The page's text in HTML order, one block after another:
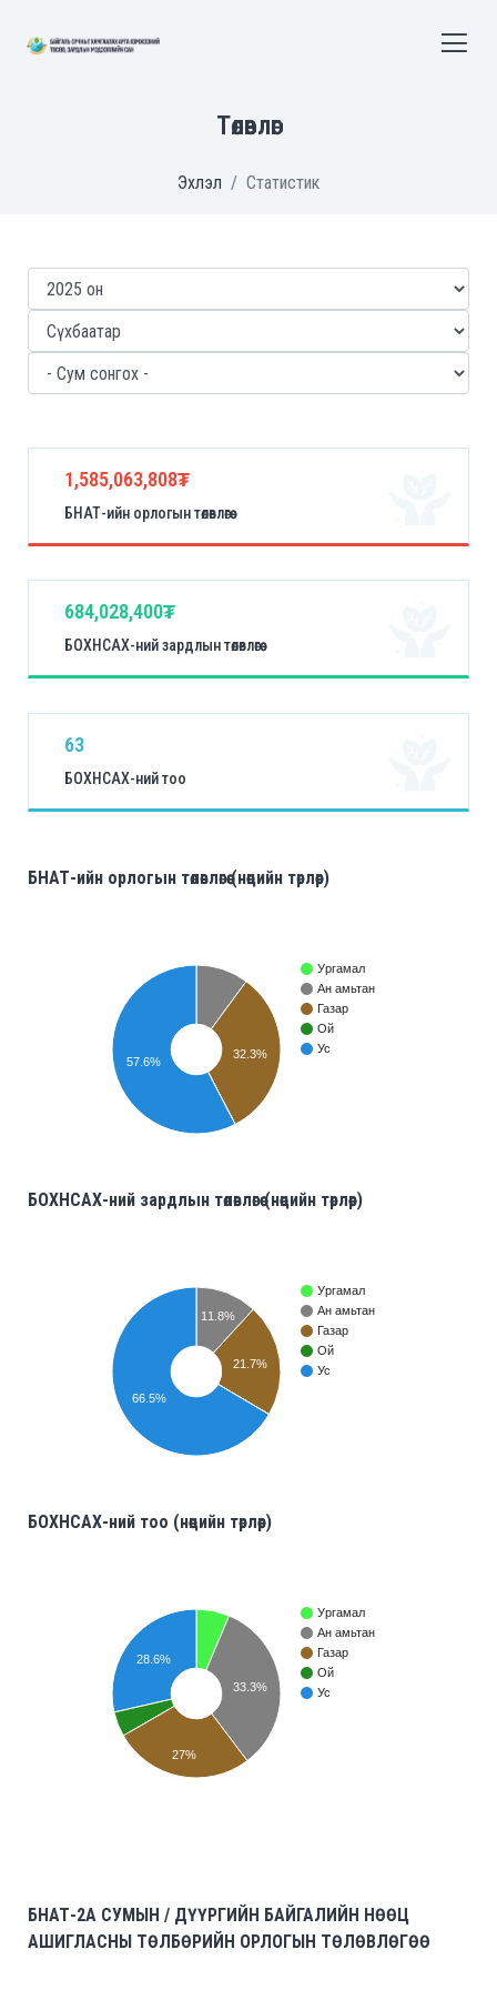
Төлөвлөгөө
Эхлэл Статистик
1,585,063,808₮
БНАТ-ийн орлогын төлөвлөгөө
684,028,400₮
БОХНСАХ-ний зардлын төлөвлөгөө
63
БОХНСАХ-ний тоо
БНАТ-ийн орлогын төлөвлөгөө (нөөцийн төрлөөр)
Ургамал
Ан амьтан
Газар
Ой
Ус
32.3%
57.6%
БОХНСАХ-ний зардлын төлөвлөгөө (нөөцийн төрлөөр)
Ургамал
Ан амьтан
Газар
Ой
Ус
11.8%
21.7%
66.5%
БОХНСАХ-ний тоо (нөөцийн төрлөөр)
Ургамал
Ан амьтан
Газар
Ой
Ус
33.3%
28.6%
27%
БНАТ-2A СУМЫН / ДҮҮРГИЙН БАЙГАЛИЙН НӨӨЦ
АШИГЛАСНЫ ТӨЛБӨРИЙН ОРЛОГЫН ТӨЛӨВЛӨГӨӨ